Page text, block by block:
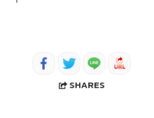
SHARES